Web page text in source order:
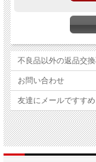
そのノウハウの全
る方法、中身を一滴
トリックショット、
ずエッジで立たせる
そんなこと不可能だ
世界中から選りすぐ
でもありその他にも
脳外科医、義歯装着
彼がその人生をかけ
【収録内容】
不良品以外の返品交
お問い合わせ
友達にメールですすめ